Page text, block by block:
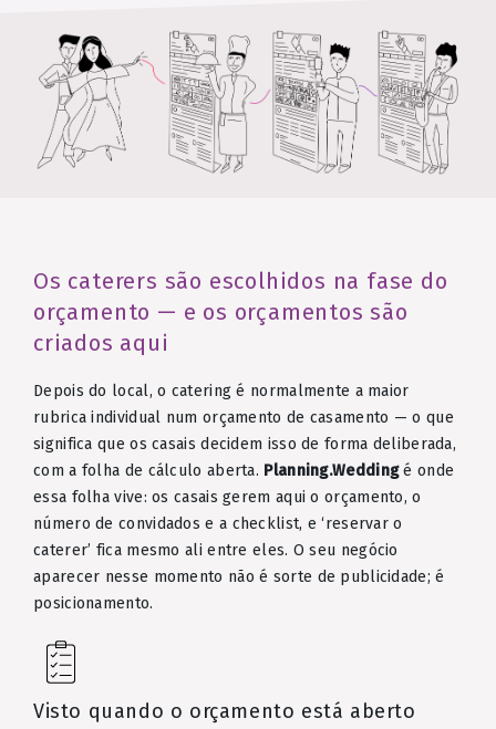
Os caterers são escolhidos na fase do
orçamento — e os orçamentos são
criados aqui
Depois do local, o catering é normalmente a maior
rubrica individual num orçamento de casamento — o que
significa que os casais decidem isso de forma deliberada,
com a folha de cálculo aberta. Planning.Weddingé onde
essa folha vive: os casais gerem aqui o orçamento, o
número de convidados e a checklist, e ‘reservar o
caterer’ fica mesmo ali entre eles. O seu negócio
aparecer nesse momento não é sorte de publicidade; é
posicionamento.
Visto quando o orçamento está aberto